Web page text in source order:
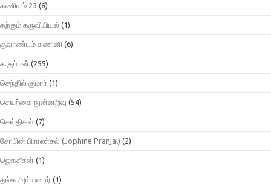
கணியம் 23 (8)
கற்கும் கருவியியல் (1)
குவாண்டம் கணினி (6)
ச.குப்பன் (255)
செந்தில் குமார் (1)
செயற்கை நுன்னறிவு (54)
செய்திகள் (7)
சோபின் பிராண்சல் (Jophine Pranjal) (2)
ஜெகதீசன் (1)
தங்க அய்யனார் (1)